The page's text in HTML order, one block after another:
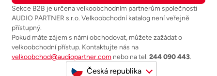
Sekce B2B je určena velkoobchodním partnerům společnosti
AUDIO PARTNER s.r.o. Velkoobchodní katalog není veřejně
přístupný.
Pokud máte zájem s námi obchodovat, můžete zažádat o
velkoobchodní přístup. Kontaktujte nás na
velkoobchod@audiopartner.com nebo na tel. 244 090 443.
Česká republika